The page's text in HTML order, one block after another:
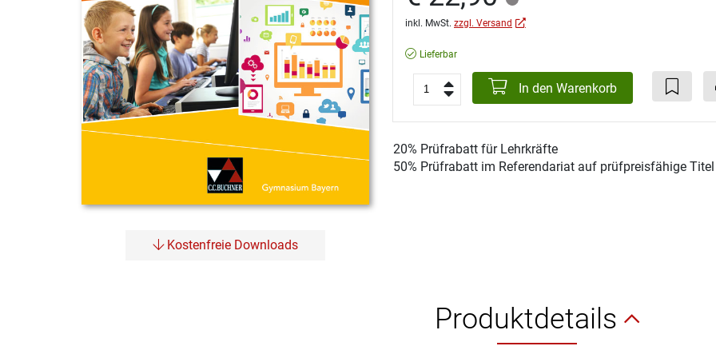
Kostenfreie Downloads
inkl. MwSt. zzgl. Versand
Lieferbar
In den Warenkorb
20% Prüfrabatt für Lehrkräfte
50% Prüfrabatt im Referendariat auf prüfpreisfähige
Produktdetails